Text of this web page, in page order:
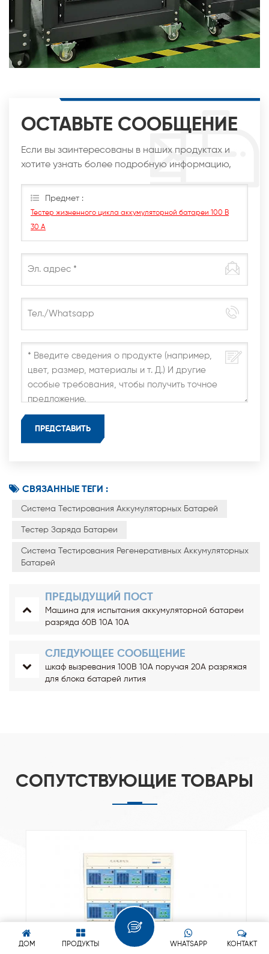
ОСТАВЬТЕ СООБЩЕНИЕ
Если вы заинтересованы в наших продуктах и
хотите узнать более подробную информацию,
только сможем.
Предмет :
Тестер жизненного цикла аккумуляторной батареи 100 В
30 А
СВЯЗАННЫЕ ТЕГИ :
Система Тестирования Аккумуляторных Батарей
Тестер Заряда Батареи
Система Тестирования Регенеративных Аккумуляторных
Батарей
ПРЕДЫДУЩИЙ ПОСТ
Машина для испытания аккумуляторной батареи
разряда 60В 10А 10А
СЛЕДУЮЩЕЕ СООБЩЕНИЕ
шкаф вызревания 100В 10А поручая 20А разряжая
для блока батарей лития
СОПУТСТВУЮЩИЕ ТОВАРЫ
ДОМ ПРОДУКТЫ КОНТАКТ
WHATSAPP